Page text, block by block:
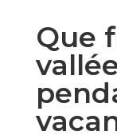
Que